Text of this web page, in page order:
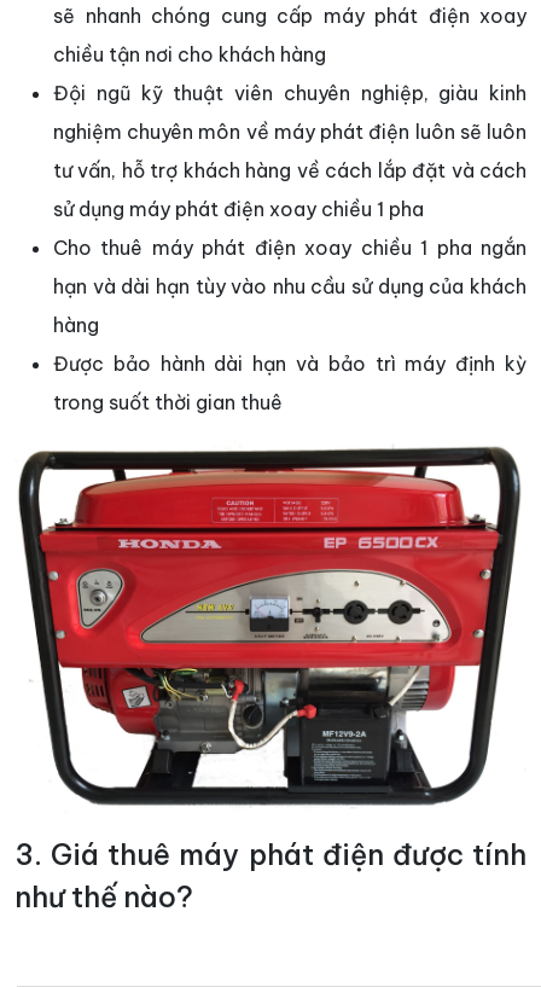
sẽ nhanh chóng cung cấp máy phát điện xoay
chiều tận nơi cho khách hàng
Đội ngũ kỹ thuật viên chuyên nghiệp, giàu kinh
nghiệm chuyên môn về máy phát điện luôn sẽ luôn
tư vấn, hỗ trợ khách hàng về cách lắp đặt và cách
sử dụng máy phát điện xoay chiều 1 pha
Cho thuê máy phát điện xoay chiều 1 pha ngắn
hạn và dài hạn tùy vào nhu cầu sử dụng của khách
hàng
Được bảo hành dài hạn và bảo trì máy định kỳ
trong suốt thời gian thuê
3. Giá thuê máy phát điện được tính
như thế nào?